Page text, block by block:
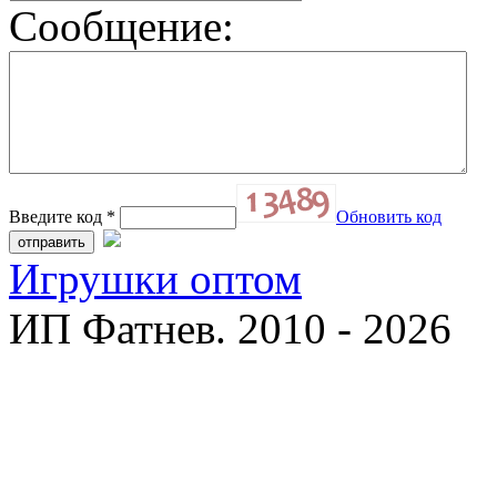
Сообщение:
Введите код * Обновить код
Игрушки оптом
ИП Фатнев. 2010 - 2026